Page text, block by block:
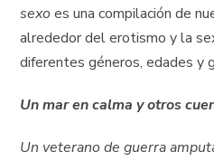
sexoes una compilación de
alrededor del erotismo y la
diferentes géneros, edades y
Un mar en calma y otros
Un veterano de guerra